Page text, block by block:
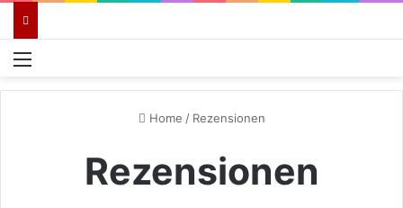
Menü
Home / Rezensionen
Rezensionen